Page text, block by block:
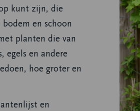
kunt zijn, die
en schoon
planten die van
egels en andere
hoe groter en
en